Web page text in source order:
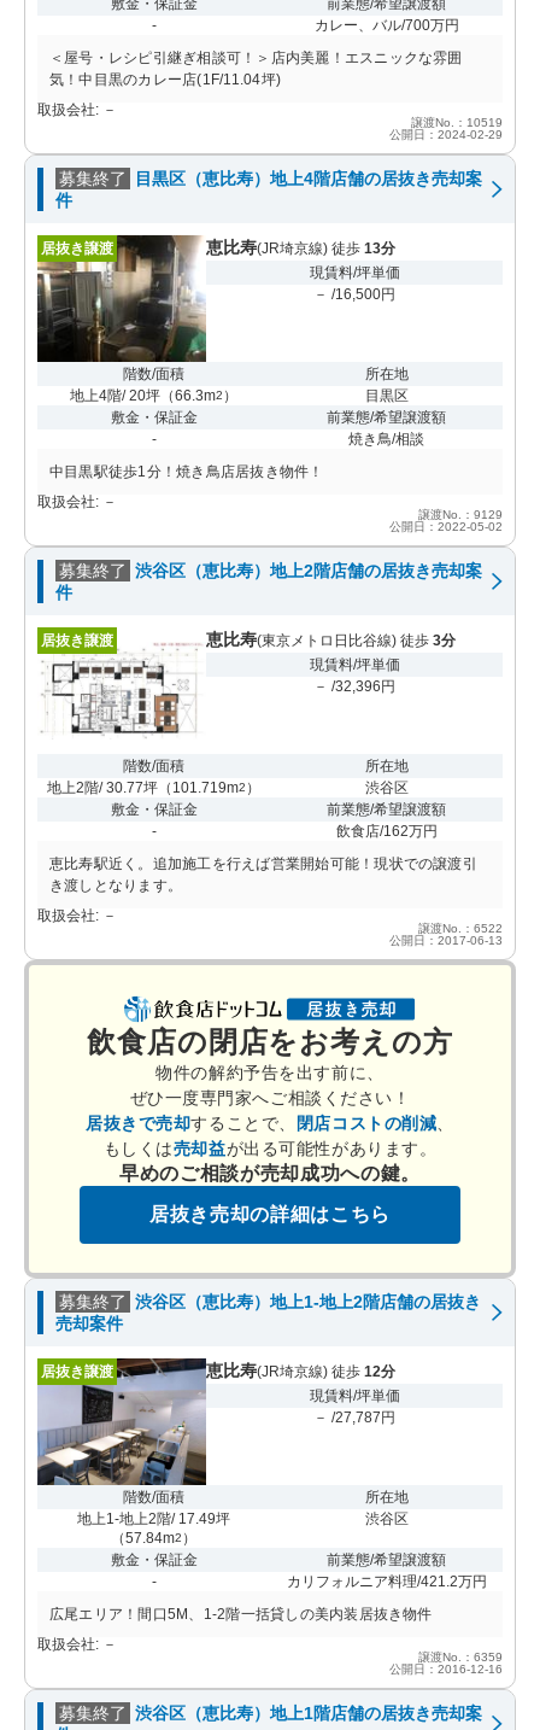
敷金・保証金
-
前業態/希望譲渡額
カレー、バル/700万円
＜屋号・レシピ引継ぎ相談可！＞店内美麗！エスニックな雰囲
気！中目黒のカレー店(1F/11.04坪)
取扱会社: －
譲渡No.：10519
公開日：2024-02-29
募集終了
目黒区（恵比寿）地上4階店舗の居抜き売却案
件
居抜き譲渡 恵比寿(JR埼京線) 徒歩 13分
現賃料/坪単価
－ /16,500円
階数/面積
地上4階/ 20坪 （66.3m2 ）
所在地
目黒区
敷金・保証金
-
前業態/希望譲渡額
焼き鳥/相談
中目黒駅徒歩1分！焼き鳥店居抜き物件！
取扱会社: －
譲渡No.：9129
公開日：2022-05-02
募集終了 渋谷区（恵比寿）地上2階店舗の居抜き売却案
件
居抜き譲渡 恵比寿(東京メトロ日比谷線) 徒歩 3分
現賃料/坪単価
－ /32,396円
階数/面積
地上2階/ 30.77坪 （ 101.719m2 ）
所在地
渋谷区
敷金・保証金
-
前業態/希望譲渡額
飲食店/162万円
恵比寿駅近く。追加施工を行えば営業開始可能！現状での譲渡引
き渡しとなります。
取扱会社: －
譲渡No.：6522
公開日：2017-06-13
飲食店の閉店をお考えの方
物件の解約予告を出す前に、
ぜひ一度専門家へご相談ください！
居抜きで売却することで、 閉店コストの削減
もしくは売却益が出る可能性があります。
早めのご相談が売却成功への鍵。
居抜き売却の詳細はこちら
募集終了 渋谷区（恵比寿）地上1-地上2階店舗の居抜き
売却案件
居抜き譲渡 恵比寿(JR埼京線) 徒歩 12分
現賃料/坪単価
－ /27,787円
階数/面積
地上1-地上2階/ 17.49坪
（57.84m2 ）
所在地
渋谷区
敷金・保証金
-
前業態/希望譲渡額
カリフォルニア料理/421.2万円
広尾エリア！間口5M、1-2階一括貸しの美内装居抜き物件
取扱会社: －
譲渡No.：6359
公開日：2016-12-16
募集終了 渋谷区（恵比寿）地上1階店舗の居抜き売却案